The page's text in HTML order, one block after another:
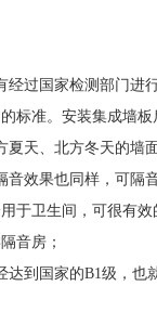
经过国家检测部门进
标准。安装集成墙
天、北方冬天的墙
音效果也同样，可隔
于卫生间，可很有
音房；
达到国家的B1级，也